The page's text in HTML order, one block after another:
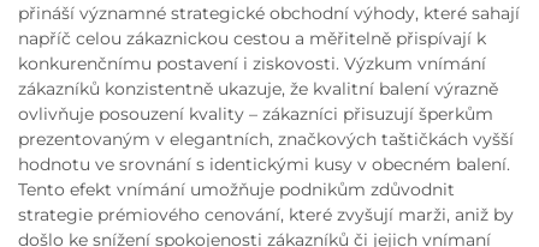
přináší významné strategické obchodní výhody, které sahají
napříč celou zákaznickou cestou a měřitelně přispívají k
konkurenčnímu postavení i ziskovosti. Výzkum vnímání
zákazníků konzistentně ukazuje, že kvalitní balení výrazně
ovlivňuje posouzení kvality – zákazníci přisuzují šperkům
prezentovaným v elegantních, značkových taštičkách vyšší
hodnotu ve srovnání s identickými kusy v obecném balení.
Tento efekt vnímání umožňuje podnikům zdůvodnit
strategie prémiového cenování, které zvyšují marži, aniž by
došlo ke snížení spokojenosti zákazníků či jejich vnímaní